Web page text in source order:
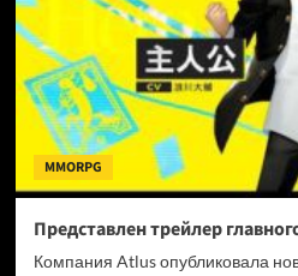
Origin
анонсирована
под
лозунгом
возвращения
к
истокам
MMORPG
Представлен трейлер
Компания Atlus опубликовала